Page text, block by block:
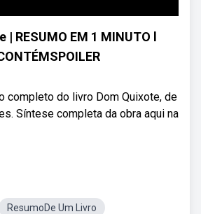
| RESUMO EM 1 MINUTO l
completo do livro Dom Quixote, de
Síntese completa da obra aqui na
ResumoDe Um Livro